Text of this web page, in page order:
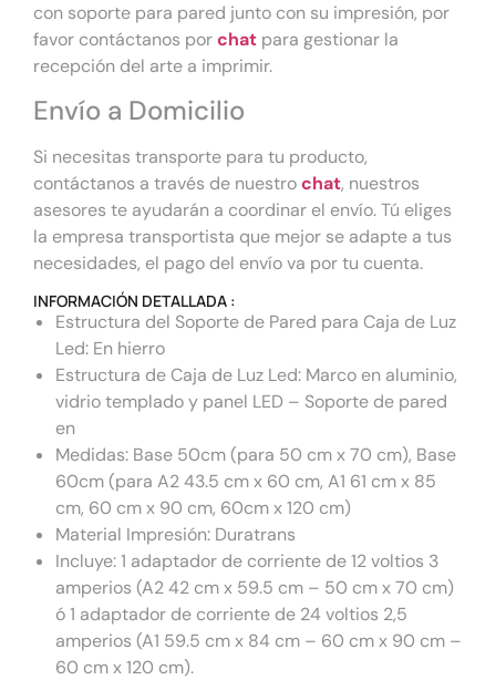
con soporte para pared junto con su impresión, por
favor contáctanos porchat para gestionar la
recepción del arte a imprimir.
Envío a Domicilio
Si necesitas transporte para tu producto,
contáctanos a través de nuestrochat, nuestros
asesores te ayudarán a coordinar el envío. Tú eliges
la empresa transportista que mejor se adapte a tus
necesidades, el pago del envío va por tu cuenta.
INFORMACIÓN DETALLADA :
Estructura del Soporte de Pared para Caja de Luz
Led: En hierro
Estructura de Caja de Luz Led: Marco en aluminio,
vidrio templado y panel LED – Soporte de pared
en
Medidas: Base 50cm (para 50 cm x 70 cm), Base
60cm (para A2 43.5 cm x 60 cm, A1 61 cm x 85
cm, 60 cm x 90 cm, 60cm x 120 cm)
Material Impresión: Duratrans
Incluye: 1 adaptador de corriente de 12 voltios 3
amperios (A2 42 cm x 59.5 cm – 50 cm x 70 cm)
ó 1 adaptador de corriente de 24 voltios 2,5
amperios (A1 59.5 cm x 84 cm – 60 cm x 90 cm –
60 cm x 120 cm).